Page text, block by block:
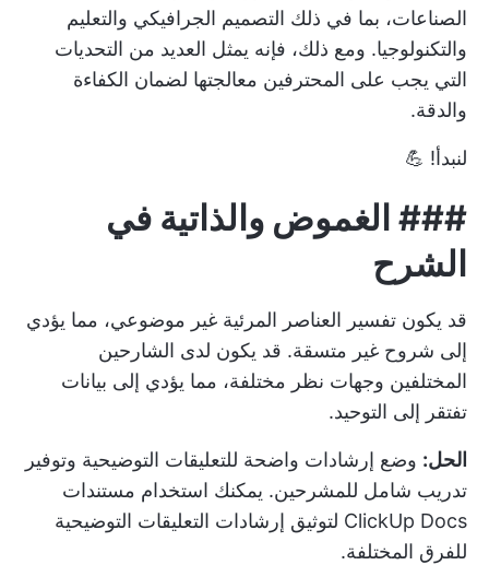
الصناعات، بما في ذلك التصميم الجرافيكي والتعليم
والتكنولوجيا. ومع ذلك، فإنه يمثل العديد من التحديات
التي يجب على المحترفين معالجتها لضمان الكفاءة
والدقة.
لنبدأ! 💪
### الغموض والذاتية في
الشرح
قد يكون تفسير العناصر المرئية غير موضوعي، مما يؤدي
إلى شروح غير متسقة. قد يكون لدى الشارحين
المختلفين وجهات نظر مختلفة، مما يؤدي إلى بيانات
تفتقر إلى التوحيد.
الحل: وضع إرشادات واضحة للتعليقات التوضيحية وتوفير
تدريب شامل للمشرحين. يمكنك استخدام مستندات
ClickUp Docs لتوثيق إرشادات التعليقات التوضيحية
للفرق المختلفة.